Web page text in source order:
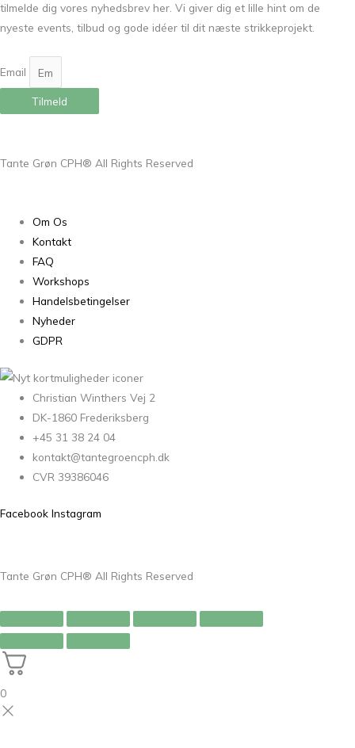
tilmelde dig vores nyhedsbrev her. Vi giver dig et lille hint om de
nyeste events, tilbud og gode idéer til dit næste strikkeprojekt.
Email
Tilmeld
Tante Grøn CPH® All Rights Reserved
Om Os
Kontakt
FAQ
Workshops
Handelsbetingelser
Nyheder
GDPR
Christian Winthers Vej 2
DK-1860 Frederiksberg
+45 31 38 24 04
kontakt@tantegroencph.dk
CVR 39386046
Facebook Instagram
Tante Grøn CPH® All Rights Reserved
0